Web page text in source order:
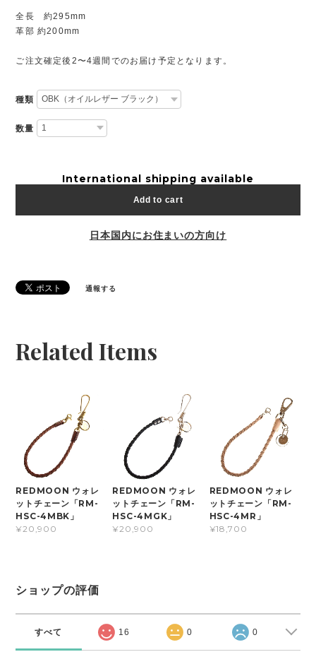
全長 約295mm
革部 約200mm
ご注文確定後2〜4週間でのお届け予定となります。
種類
数量
International shipping available
Add to cart
日本国内にお住まいの方向け
通報する
Related Items
REDMOON ウォレ
ットチェーン「RM-
HSC-4MBK」
¥20,900
REDMOON ウォレ
ットチェーン「RM-
HSC-4MGK」
¥20,900
REDMOON ウォレ
ットチェーン「RM-
HSC-4MR」
¥18,700
ショップの評価
すべて 16 0 0